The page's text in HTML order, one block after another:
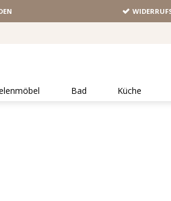
Bad Küche